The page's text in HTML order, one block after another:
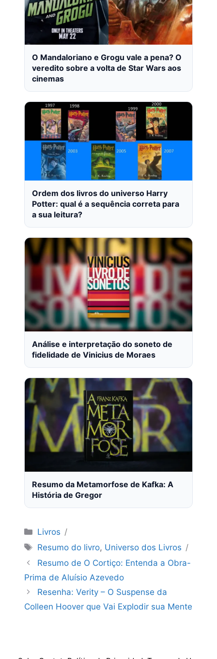
O Mandaloriano e Grogu vale a pena? O
veredito sobre a volta de Star Wars aos
cinemas
Ordem dos livros do universo Harry
Potter: qual é a sequência correta para
a sua leitura?
Análise e interpretação do soneto de
fidelidade de Vinicius de Moraes
Resumo da Metamorfose de Kafka: A
História de Gregor
Categorias
Livros
Tags
Resumo do livro, Universo dos Livros
Resumo de O Cortiço: Entenda a Obra-
Prima de Aluísio Azevedo
Resenha: Verity – O Suspense da
Colleen Hoover que Vai Explodir sua Mente